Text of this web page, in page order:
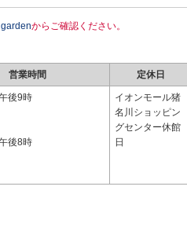
gardenからご確認ください。
営業時間 定休日
後9時
後8時
イオンモール猪
名川ショッピン
グセンター休館
日